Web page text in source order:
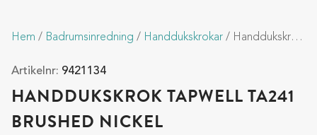
Hem / Badrumsinredning / Handdukskrokar / Handdukskrok Tapwell TA241 Brushed Nickel
Artikelnr: 9421134
HANDDUKSKROK TAPWELL TA241
BRUSHED NICKEL